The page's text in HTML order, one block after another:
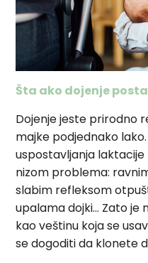
Šta ako dojenje
Dojenje jeste prirodno
majke podjednako
uspostavljanja
nizom problema:
slabim refleksom
upalama dojki… Zato je
kao veštinu koja se
se dogoditi da klonete